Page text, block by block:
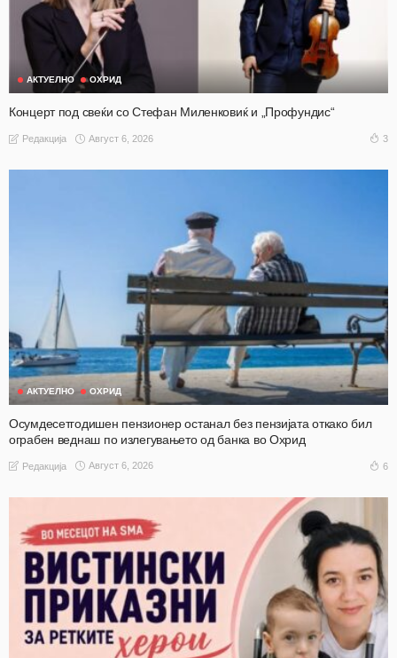
АКТУЕЛНО ОХРИД
Концерт под свеќи со Стефан Миленковиќ и „Профундис“
Редакција Август 6, 2026 3
АКТУЕЛНО ОХРИД
Осумдесетгодишен пензионер останал без пензијата откако бил
ограбен веднаш по излегувањето од банка во Охрид
Редакција Август 6, 2026 6